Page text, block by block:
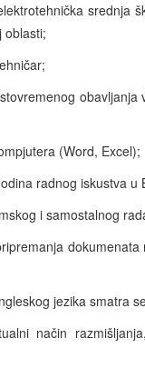
srednja
oblasti;
obavljanja
(Word, Excel);
radnog iskustva u
i samostalnog
dokumenata
jezika smatra
način